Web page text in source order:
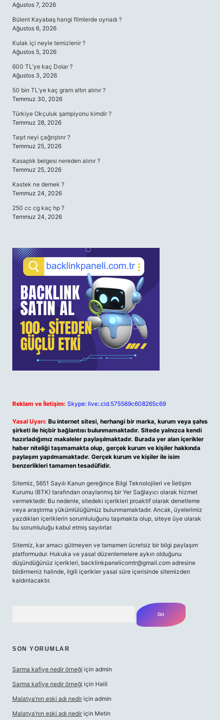
Ağustos 7, 2026
Bülent Kayabaş hangi filmlerde oynadı ?
Ağustos 6, 2026
Kulak içi neyle temizlenir ?
Ağustos 5, 2026
600 TL’ye kaç Dolar ?
Ağustos 3, 2026
50 bin TL’ye kaç gram altın alınır ?
Temmuz 30, 2026
Türkiye Okçuluk şampiyonu kimdir ?
Temmuz 28, 2026
Taşıt neyi çağrıştırır ?
Temmuz 25, 2026
Kasaplık belgesi nereden alınır ?
Temmuz 25, 2026
Kastek ne demek ?
Temmuz 24, 2026
250 cc cg kaç hp ?
Temmuz 24, 2026
Reklam ve İletişim: Skype: live:.cid.575569c608265c69
Yasal Uyarı: Bu internet sitesi, herhangi bir marka, kurum veya şahıs
şirketi ile hiçbir bağlantısı bulunmamaktadır. Sitede yalnızca kendi
hazırladığımız makaleler paylaşılmaktadır. Burada yer alan içerikler
haber niteliği taşımamakta olup, gerçek kurum ve kişiler hakkında
paylaşım yapılmamaktadır. Gerçek kurum ve kişiler ile isim
benzerlikleri tamamen tesadüfidir.
Sitemiz, 5651 Sayılı Kanun gereğince Bilgi Teknolojileri ve İletişim
Kurumu (BTK) tarafından onaylanmış bir Yer Sağlayıcı olarak hizmet
vermektedir. Bu nedenle, sitedeki içerikleri proaktif olarak denetleme
veya araştırma yükümlülüğümüz bulunmamaktadır. Ancak, üyelerimiz
yazdıkları içeriklerin sorumluluğunu taşımakta olup, siteye üye olarak
bu sorumluluğu kabul etmiş sayılırlar.
Sitemiz, kar amacı gütmeyen ve tamamen ücretsiz bir bilgi paylaşım
platformudur. Hukuka ve yasal düzenlemelere aykırı olduğunu
düşündüğünüz içerikleri, backlinkpanelicomtr@gmail.com adresine
bildirmeniz halinde, ilgili içerikler yasal süre içerisinde sitemizden
kaldırılacaktır.
SON YORUMLAR
Sarma kafiye nedir örneği için admin
Sarma kafiye nedir örneği için Halil
Malatya’nın eski adı nedir için admin
Malatya’nın eski adı nedir için Metin